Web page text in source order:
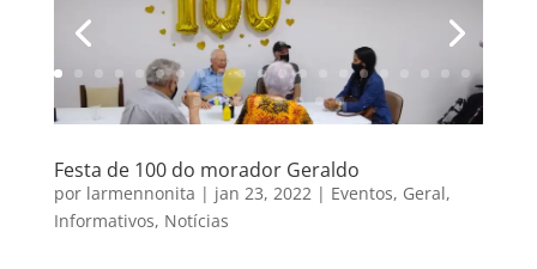
Festa de 100 do morador Geraldo
por larmennonita | jan 23, 2022| Eventos, Geral,
Informativos, Notícias